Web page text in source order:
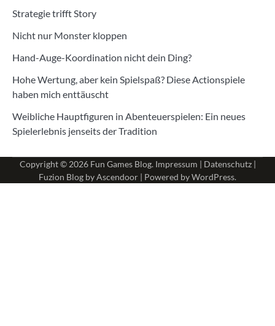
Strategie trifft Story
Nicht nur Monster kloppen
Hand-Auge-Koordination nicht dein Ding?
Hohe Wertung, aber kein Spielspaß? Diese Actionspiele
haben mich enttäuscht
Weibliche Hauptfiguren in Abenteuerspielen: Ein neues
Spielerlebnis jenseits der Tradition
Copyright © 2026 Fun Games Blog. Impressum | Datenschutz|
Fuzion Blog byAscendoor | Powered byWordPress.